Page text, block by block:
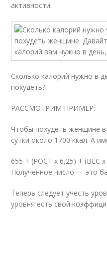
активности.
Сколько калорий нужно в
похудеть?
РАССМОТРИМ ПРИМЕР:
Чтобы похудеть женщине
сутки около 1700 ккал. А
655 + (РОСТ х 6,25) + (ВЕС
Полученное число — это
Теперь следует учесть
уровня есть свой